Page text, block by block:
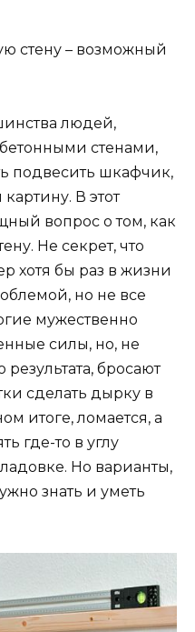
стену – возможный
людей,
стенами,
подвесить шкафчик,
В этот
вопрос о том, как
Не секрет, что
хотя бы раз в жизни
но не все
мужественно
силы, но, не
бросают
сделать дырку в
итоге, ломается, а
где-то в углу
Но варианты,
знать и уметь